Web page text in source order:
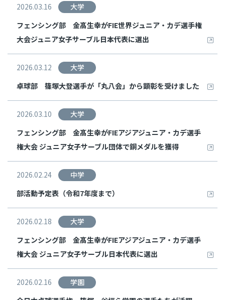
2026.03.16
大学
フェンシング部 金髙生幸がFIE世界ジュニア・カデ選手権
大会ジュニア女子サーブル日本代表に選出
2026.03.12
大学
卓球部 篠塚大登選手が「丸八会」から顕彰を受けました
2026.03.10
大学
フェンシング部 金髙生幸がFIEアジアジュニア・カデ選手
権大会 ジュニア女子サーブル団体で銅メダルを獲得
2026.02.24
中学
部活動予定表（令和7年度まで）
2026.02.18
大学
フェンシング部 金髙生幸がFIEアジアジュニア・カデ選手
権大会 ジュニア女子サーブル日本代表に選出
2026.02.16
学園